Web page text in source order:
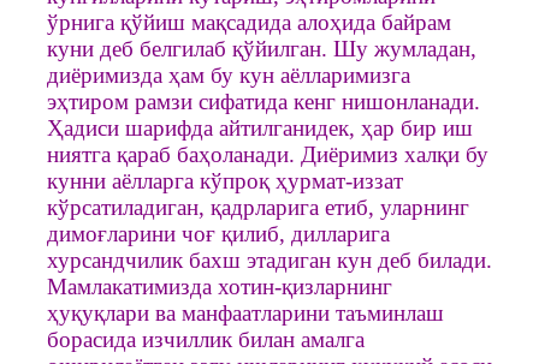
ўрнига қўйиш мақсадида алоҳида байрам
куни деб белгилаб қўйилган. Шу жумладан,
диёримизда ҳам бу кун аёлларимизга
эҳтиром рамзи сифатида кенг нишонланади.
Ҳадиси шарифда айтилганидек, ҳар бир иш
ниятга қараб баҳоланади. Диёримиз халқи бу
кунни аёлларга кўпроқ ҳурмат-иззат
кўрсатиладиган, қадрларига етиб, уларнинг
димоғларини чоғ қилиб, дилларига
хурсандчилик бахш этадиган кун деб билади.
Мамлакатимизда хотин-қизларнинг
ҳуқуқлари ва манфаатларини таъминлаш
борасида изчиллик билан амалга